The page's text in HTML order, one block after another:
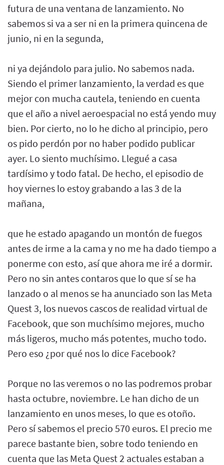
futura de una ventana de lanzamiento. No
sabemos si va a ser ni en la primera quincena de
junio, ni en la segunda,
ni ya dejándolo para julio. No sabemos nada.
Siendo el primer lanzamiento, la verdad es que
mejor con mucha cautela, teniendo en cuenta
que el año a nivel aeroespacial no está yendo muy
bien. Por cierto, no lo he dicho al principio, pero
os pido perdón por no haber podido publicar
ayer. Lo siento muchísimo. Llegué a casa
tardísimo y todo fatal. De hecho, el episodio de
hoy viernes lo estoy grabando a las 3 de la
mañana,
que he estado apagando un montón de fuegos
antes de irme a la cama y no me ha dado tiempo a
ponerme con esto, así que ahora me iré a dormir.
Pero no sin antes contaros que lo que sí se ha
lanzado o al menos se ha anunciado son las Meta
Quest 3, los nuevos cascos de realidad virtual de
Facebook, que son muchísimo mejores, mucho
más ligeros, mucho más potentes, mucho todo.
Pero eso ¿por qué nos lo dice Facebook?
Porque no las veremos o no las podremos probar
hasta octubre, noviembre. Le han dicho de un
lanzamiento en unos meses, lo que es otoño.
Pero sí sabemos el precio 570 euros. El precio me
parece bastante bien, sobre todo teniendo en
cuenta que las Meta Quest 2 actuales estaban a